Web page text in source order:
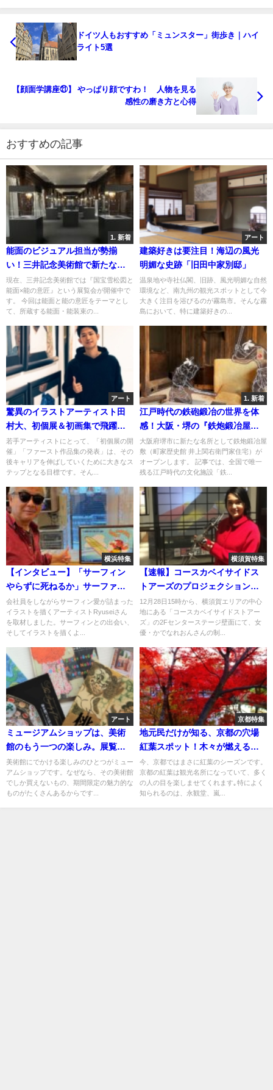
ドイツ人もおすすめ「ミュンスター」街歩き｜ハイ
ライト5選
【顔面学講座㉑】 やっぱり顔ですわ！ 人物を見る
感性の磨き方と心得
おすすめの記事
1. 新着
能面のビジュアル担当が勢揃
い！三井記念美術館で新たな能
の魅力を発見できる展覧会が開
催中！
現在、三井記念美術館では『国宝雪松図と
能面×能の意匠』という展覧会が開催中で
す。 今回は能面と能の意匠をテーマとし
て、所蔵する能面・能装束の...
アート
建築好きは要注目！海辺の風光
明媚な史跡「旧田中家別邸」
温泉地や寺社仏閣、旧跡、風光明媚な自然
環境など、南九州の観光スポットとして今
大きく注目を浴びるのが霧島市。そんな霧
島において、特に建築好きの...
アート
驚異のイラストアーティスト田
村大、初個展＆初画集で飛躍の
年となった2021年を振り返る
若手アーティストにとって、「初個展の開
催」「ファースト作品集の発表」は、その
後キャリアを伸ばしていくために大きなス
テップとなる目標です。そん...
1. 新着
江戸時代の鉄砲鍛冶の世界を体
感！大阪・堺の『鉄炮鍛冶屋
敷』へ
大阪府堺市に新たな名所として鉄炮鍛冶屋
敷（町家歴史館 井上関右衛門家住宅）が
オープンします。 記事では、全国で唯一
残る江戸時代の文化施設「鉄...
横浜特集
【インタビュー】「サーフィン
やらずに死ねるか」サーファー
あるあるをテーマにしたイラス
トが凄い！湘南で活動するアー
ティストRyueiさんに聞く
会社員をしながらサーフィン愛が詰まった
イラストを描くアーティストRyuseiさん
を取材しました。サーフィンとの出会い、
そしてイラストを描くよ...
横須賀特集
【速報】コースカベイサイドス
トアーズのプロジェクションマ
ッピングがお正月仕様に！
12月28日15時から、横須賀エリアの中心
地にある「コースカベイサイドストアー
ズ」の2Fセンターステージ壁面にて、女
優・かでなれおんさんの制...
アート
ミュージアムショップは、美術
館のもう一つの楽しみ。展覧会
の感動を持ち帰り、お洒落なア
ートグッズを飾ったり、使った
り
美術館にでかける楽しみのひとつがミュー
アムショップです。なぜなら、その美術館
でしか買えないもの、期間限定の魅力的な
ものがたくさんあるからです...
京都特集
地元民だけが知る、京都の穴場
紅葉スポット！木々が燃えるよ
うに色づく、とっておきの「あ
の」場所とは？
今、京都ではまさに紅葉のシーズンです。
京都の紅葉は観光名所になっていて、多く
の人の目を楽しませてくれます｡特によく
知られるのは、永観堂、嵐...